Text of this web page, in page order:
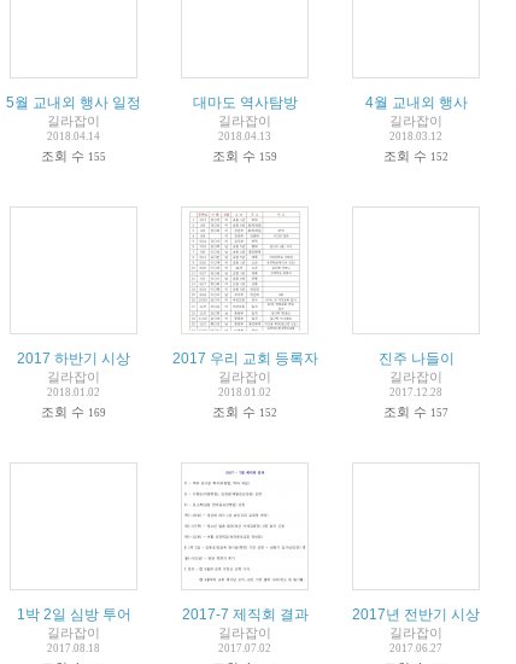
5월 교내외 행사 일정
길라잡이
2018.04.14
조회 수 155
대마도 역사탐방
길라잡이
2018.04.13
조회 수 159
4월 교내외 행사
길라잡이
2018.03.12
조회 수 152
2017 하반기 시상
길라잡이
2018.01.02
조회 수 169
2017 우리 교회 등록자
길라잡이
2018.01.02
조회 수 152
진주 나들이
길라잡이
2017.12.28
조회 수 157
1박 2일 심방 투어
길라잡이
2017.08.18
2017-7 제직회 결과
길라잡이
2017.07.02
2017년 전반기 시상
길라잡이
2017.06.27